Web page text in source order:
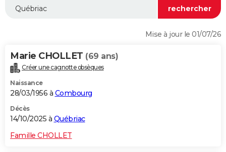
WEEK-END
Alimentation
Guide de la santé
Maladies
Médicaments
Sommeil
VOYAGE
Destinations
City break
Voyage nature
Voyage de noces
Forum
Climat
+PHOTO
GUIDES D'ACHAT
Mise à jour le 01/07/26
Marie CHOLLET (69 ans)
Créer une cagnotte obsèques
Naissance
28/03/1956 à Combourg
Décès
14/10/2025 à Québriac
Famille CHOLLET